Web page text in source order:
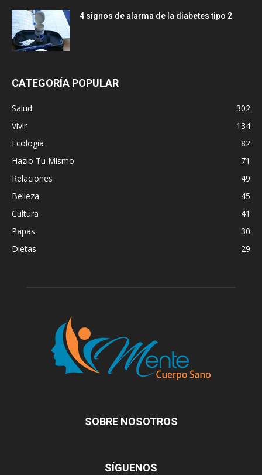
4 signos de alarma de la diabetes tipo 2
CATEGORÍA POPULAR
Salud
302
Vivir
134
Ecología
82
Hazlo Tu Mismo
71
Relaciones
49
Belleza
45
Cultura
41
Papas
30
Dietas
29
SOBRE NOSOTROS
SÍGUENOS